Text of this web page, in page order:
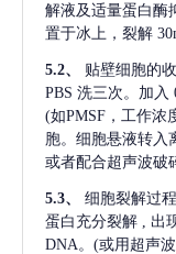
解液及适量蛋白酶
置于冰上，裂解
5.2、
贴壁细胞的
PBS 洗三次。加入
(如PMSF，工作浓
胞。细胞悬液转入
或者配合超声波破
5.3、
细胞裂解过
蛋白充分裂解
,
DNA。(或用超声